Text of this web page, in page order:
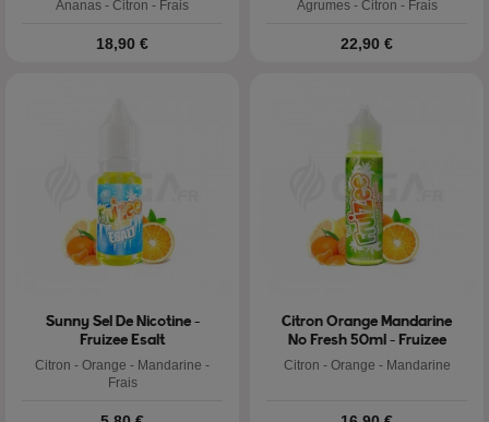
Ananas - Citron - Frais
Prix
18,90 €
Agrumes - Citron - Frais
Prix
22,90 €
Sunny Sel De Nicotine -
Fruizee Esalt
Citron - Orange - Mandarine -
Frais
Citron Orange Mandarine
No Fresh 50ml - Fruizee
Citron - Orange - Mandarine